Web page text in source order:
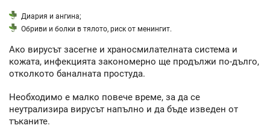
Диария и ангина;
Обриви и болки в тялото, риск от менингит.
Ако вирусът засегне и храносмилателната система и
кожата, инфекцията закономерно ще продължи по-дълго,
отколкото баналната простуда.
Необходимо е малко повече време, за да се
неутрализира вирусът напълно и да бъде изведен от
тъканите.